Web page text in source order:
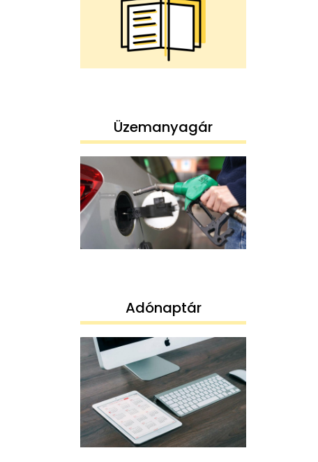
Üzemanyagár
Adónaptár